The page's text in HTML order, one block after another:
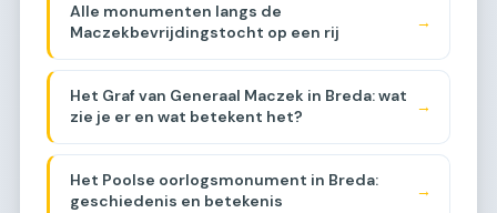
Alle monumenten langs de
Maczekbevrijdingstocht op een rij
→
Het Graf van Generaal Maczek in Breda: wat
zie je er en wat betekent het?
→
Het Poolse oorlogsmonument in Breda:
geschiedenis en betekenis
→